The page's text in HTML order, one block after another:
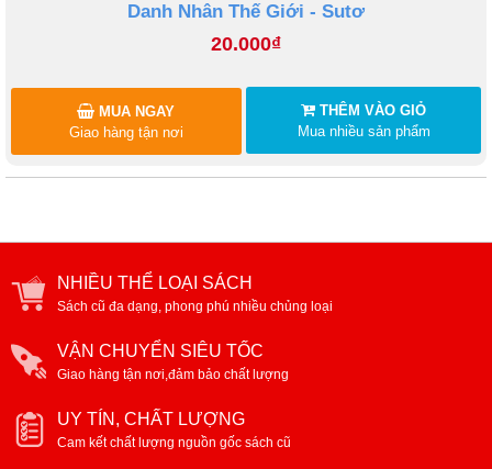
Danh Nhân Thế Giới - Sutơ
20.000₫
THÊM VÀO GIỎ
Mua nhiều sản phẩm
MUA NGAY
Giao hàng tận nơi
NHIỀU THỂ LOẠI SÁCH
Sách cũ đa dạng, phong phú nhiều chủng loại
VẬN CHUYỂN SIÊU TỐC
Giao hàng tận nơi,đảm bảo chất lượng
UY TÍN, CHẤT LƯỢNG
Cam kết chất lượng nguồn gốc sách cũ